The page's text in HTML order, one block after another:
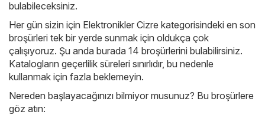
bulabileceksiniz.
Her gün sizin için Elektronikler Cizre kategorisindeki en son
broşürleri tek bir yerde sunmak için oldukça çok
çalışıyoruz. Şu anda burada 14 broşürlerini bulabilirsiniz.
Katalogların geçerlilik süreleri sınırlıdır, bu nedenle
kullanmak için fazla beklemeyin.
Nereden başlayacağınızı bilmiyor musunuz? Bu broşürlere
göz atın: